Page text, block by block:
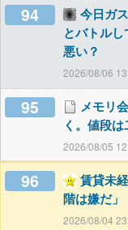
94
今日ガ
とバトル
悪い？
2026/08/06
95
メモリ
く。値段は
2026/08/05
96
賃貸未
階は嫌だ」
2026/08/04